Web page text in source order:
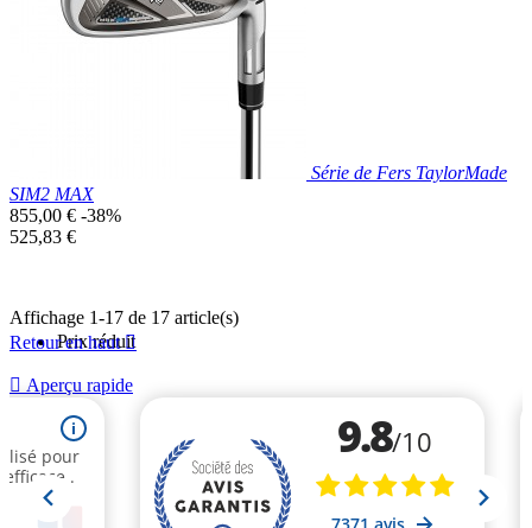
Série de Fers TaylorMade
SIM2 MAX
Prix
de
855,00 € -38%
Prix
525,83 €
Prix réduit
 Aperçu rapide
Affichage 1-17 de 17 article(s)
Retour en haut